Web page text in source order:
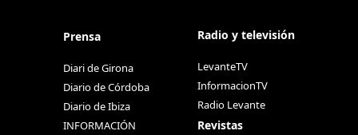
Prensa
Diari de Girona
Diario de Córdoba
Diario de Ibiza
INFORMACIÓN
Radio y televisión
LevanteTV
InformacionTV
Radio Levante
Revistas